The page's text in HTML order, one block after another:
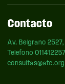
Contacto
Av. Belgrano 2527,
Telefono